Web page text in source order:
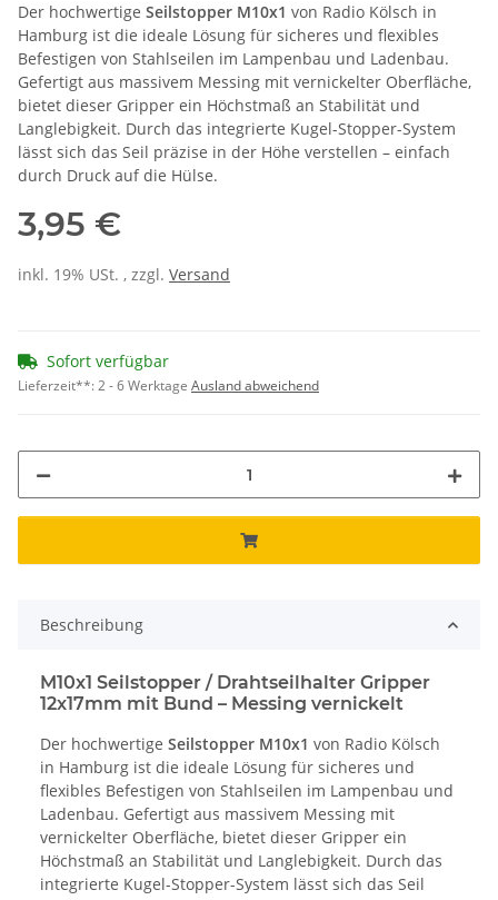
Der hochwertige Seilstopper M10x1 von Radio Kölsch in
Hamburg ist die ideale Lösung für sicheres und flexibles
Befestigen von Stahlseilen im Lampenbau und Ladenbau.
Gefertigt aus massivem Messing mit vernickelter Oberfläche,
bietet dieser Gripper ein Höchstmaß an Stabilität und
Langlebigkeit. Durch das integrierte Kugel-Stopper-System
lässt sich das Seil präzise in der Höhe verstellen – einfach
durch Druck auf die Hülse.
3,95 €
inkl. 19% USt. , zzgl. Versand
Sofort verfügbar
Lieferzeit**:2 - 6 Werktage Ausland abweichend
Beschreibung
M10x1 Seilstopper / Drahtseilhalter Gripper
12x17mm mit Bund – Messing vernickelt
Der hochwertige Seilstopper M10x1 von Radio Kölsch
in Hamburg ist die ideale Lösung für sicheres und
flexibles Befestigen von Stahlseilen im Lampenbau und
Ladenbau. Gefertigt aus massivem Messing mit
vernickelter Oberfläche, bietet dieser Gripper ein
Höchstmaß an Stabilität und Langlebigkeit. Durch das
integrierte Kugel-Stopper-System lässt sich das Seil